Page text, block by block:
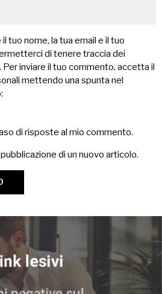
tuo nome, la tua email e il tuo
di tenere traccia dei
inviare il tuo commento, accetta il
mettendo una spunta nel
di risposte al mio commento.
di un nuovo articolo.